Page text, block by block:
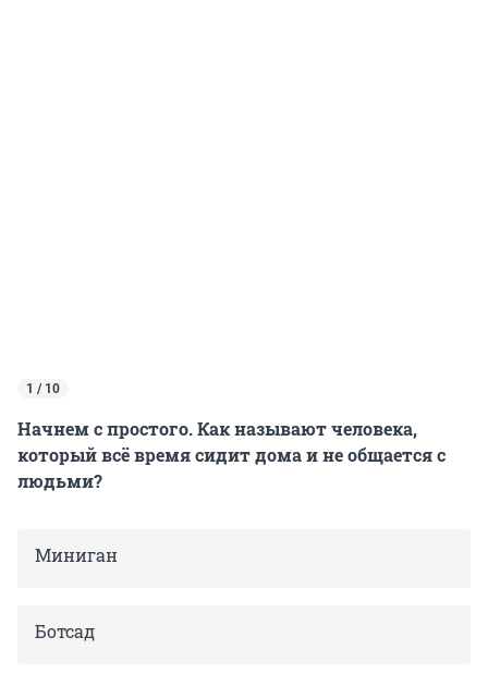
1 / 10
Начнем с простого. Как называют человека,
который всё время сидит дома и не общается с
людьми?
Миниган
Ботсад